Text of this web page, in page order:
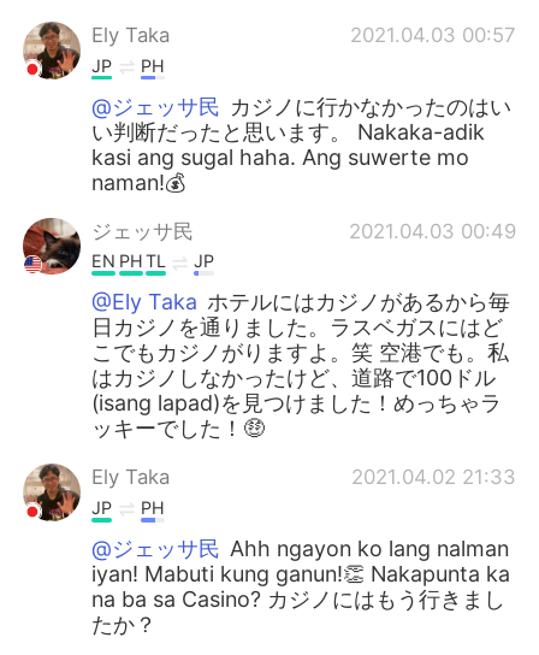
Ely Taka 2021.04.03 00:57
JP PH
@ジェッサ民 カジノに行かなかったのはい
い判断だったと思います。 Nakaka-adik
kasi ang sugal haha. Ang suwerte mo
naman!💰
ジェッサ民 2021.04.03 00:49
EN PHTL JP
@Ely Taka ホテルにはカジノがあるから毎
日カジノを通りました。ラスベガスにはど
こでもカジノがりますよ。笑 空港でも。私
はカジノしなかったけど、道路で100ドル
(isang lapad)を見つけました！めっちゃラ
ッキーでした！🤑
Ely Taka 2021.04.02 21:33
JP PH
@ジェッサ民 Ahh ngayon ko lang nalman
iyan! Mabuti kung ganun!👏 Nakapunta ka
na ba sa Casino? カジノにはもう行きまし
たか？